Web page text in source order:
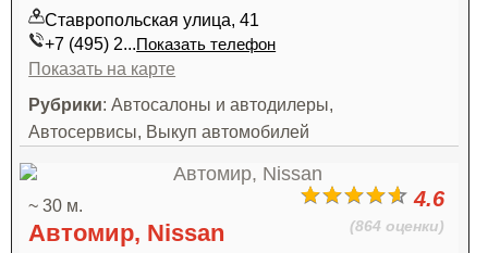
Ставропольская улица, 41
+7 (495) 2...Показать телефон
Показать на карте
Рубрики: Автосалоны и автодилеры,
Автосервисы, Выкуп автомобилей
4.6
(864 оценки)
~ 30 м.
Автомир, Nissan